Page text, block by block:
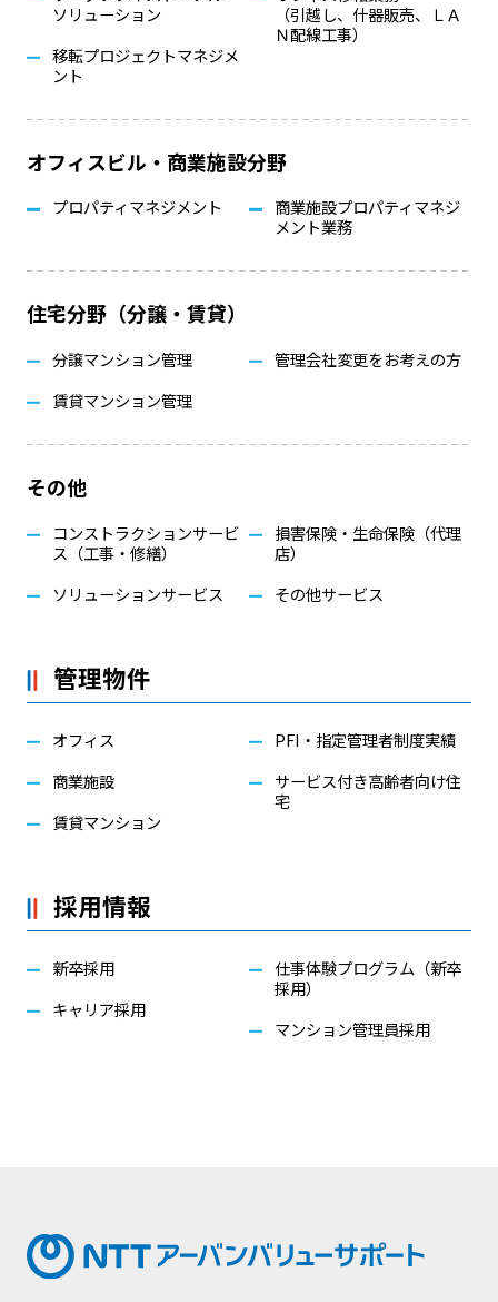
ソリューション
移転プロジェクトマネジメ
ント
（引越し、什器販売、ＬＡ
Ｎ配線工事）
オフィスビル・商業施設分野
プロパティマネジメント
商業施設プロパティマネジ
メント業務
住宅分野（分譲・賃貸）
分譲マンション管理
賃貸マンション管理
管理会社変更をお考えの方
その他
コンストラクションサービ
ス（工事・修繕）
ソリューションサービス
損害保険・生命保険（代理
店）
その他サービス
管理物件
オフィス
商業施設
賃貸マンション
PFI・指定管理者制度実績
サービス付き高齢者向け住
宅
採用情報
新卒採用
キャリア採用
仕事体験プログラム（新卒
採用）
マンション管理員採用